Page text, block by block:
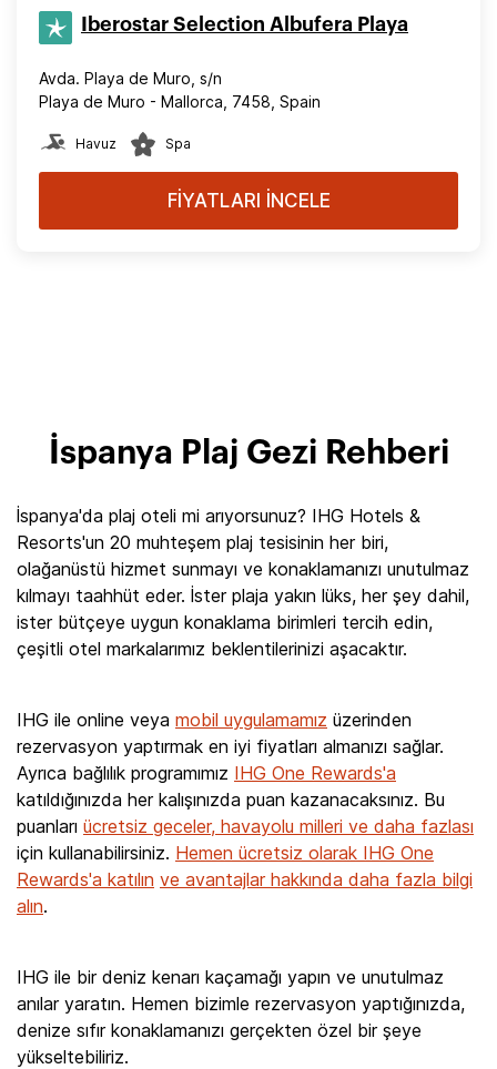
Iberostar Selection​ Albufera Playa
Avda. Playa de Muro, s/n
Playa de Muro - Mallorca, 7458, Spain
Havuz Spa
FİYATLARI İNCELE
İspanya Plaj Gezi Rehberi
İspanya'da plaj oteli mi arıyorsunuz? IHG Hotels &
Resorts'un 20 muhteşem plaj tesisinin her biri,
olağanüstü hizmet sunmayı ve konaklamanızı unutulmaz
kılmayı taahhüt eder. İster plaja yakın lüks, her şey dahil,
ister bütçeye uygun konaklama birimleri tercih edin,
çeşitli otel markalarımız beklentilerinizi aşacaktır.
IHG ile online veya mobil uygulamamız üzerinden
rezervasyon yaptırmak en iyi fiyatları almanızı sağlar.
Ayrıca bağlılık programımız IHG One Rewards'a
katıldığınızda her kalışınızda puan kazanacaksınız. Bu
puanları ücretsiz geceler, havayolu milleri ve daha fazlası
için kullanabilirsiniz. Hemen ücretsiz olarak IHG One
Rewards'a katılın ve avantajlar hakkında daha fazla bilgi
alın.
IHG ile bir deniz kenarı kaçamağı yapın ve unutulmaz
anılar yaratın. Hemen bizimle rezervasyon yaptığınızda,
denize sıfır konaklamanızı gerçekten özel bir şeye
yükseltebiliriz.